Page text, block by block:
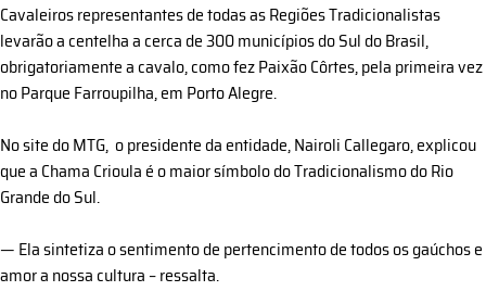
Cavaleiros representantes de todas as Regiões Tradicionalistas
levarão a centelha a cerca de 300 municípios do Sul do Brasil,
obrigatoriamente a cavalo, como fez Paixão Côrtes, pela primeira vez
no Parque Farroupilha, em Porto Alegre.
No site do MTG, o presidente da entidade, Nairoli Callegaro, explicou
que a Chama Crioula é o maior símbolo do Tradicionalismo do Rio
Grande do Sul.
— Ela sintetiza o sentimento de pertencimento de todos os gaúchos e
amor a nossa cultura – ressalta.